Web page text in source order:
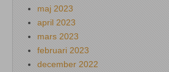
maj 2023
april 2023
mars 2023
februari 2023
december 2022